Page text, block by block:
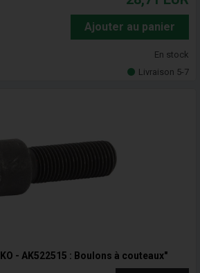
Ajouter au panier
En stock
Livraison 5-7
- AK522515 : Boulons à couteaux"